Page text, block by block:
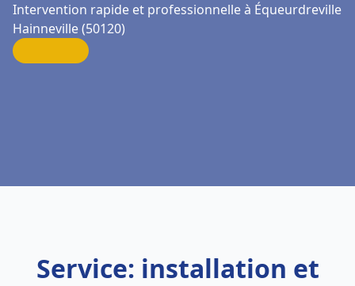
Intervention rapide et professionnelle à Équeurdreville
Hainneville (50120)
Service: installation et